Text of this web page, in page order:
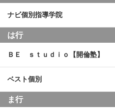
ナビ個別指導学院
は行
ＢＥ ｓｔｕｄｉｏ【開倫塾】
ベスト個別
ま行